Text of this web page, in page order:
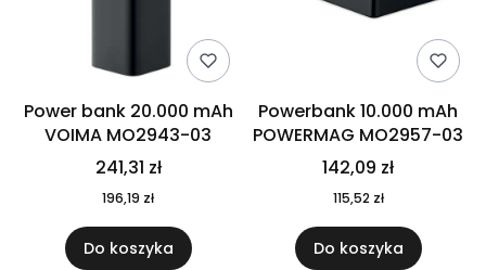
Power bank 20.000 mAh
VOIMA MO2943-03
241,31 zł
196,19 zł
Do koszyka
Powerbank 10.000 mAh
POWERMAG MO2957-03
142,09 zł
115,52 zł
Do koszyka